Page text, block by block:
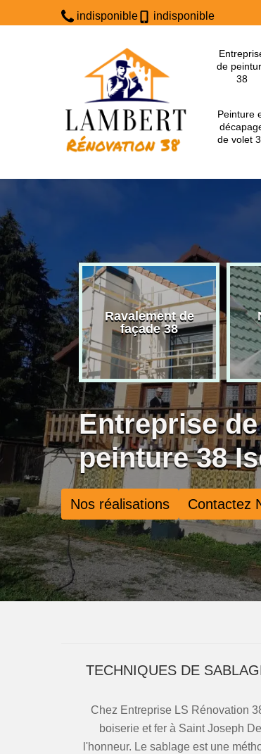
indisponible indisponible
de
38
Peinture
de volet
de
38
Ravalement de
façade 38
Entreprise
peinture 38
Nos réalisations Contactez
TECHNIQUES DE
Chez Entreprise LS Rénovation
boiserie et fer à Saint Joseph
l'honneur. Le sablage est une